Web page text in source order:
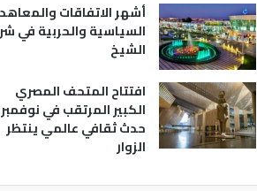
أشهر الاتفاقات
السياسية والحربية في
الشيخ
افتتاح المتحف المصري
الكبير المرتقب في
حدث ثقافي عالمي ينتظر
الزوار